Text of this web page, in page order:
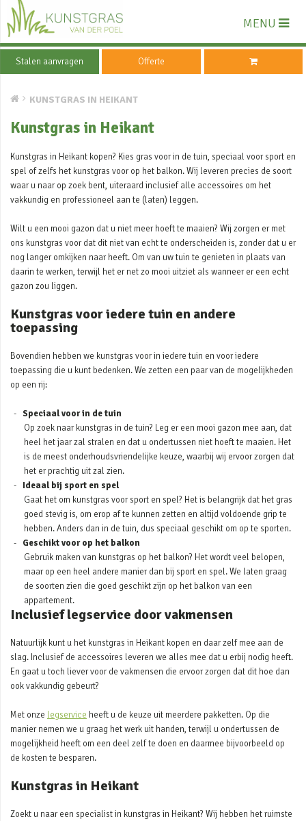
MENU
Stalen aanvragen Offerte
KUNSTGRAS IN HEIKANT
Kunstgras in Heikant
Kunstgras in Heikant kopen? Kies gras voor in de tuin, speciaal voor sport en
spel of zelfs het kunstgras voor op het balkon. Wij leveren precies de soort
waar u naar op zoek bent, uiteraard inclusief alle accessoires om het
vakkundig en professioneel aan te (laten) leggen.
Wilt u een mooi gazon dat u niet meer hoeft te maaien? Wij zorgen er met
ons kunstgras voor dat dit niet van echt te onderscheiden is, zonder dat u er
nog langer omkijken naar heeft. Om van uw tuin te genieten in plaats van
daarin te werken, terwijl het er net zo mooi uitziet als wanneer er een echt
gazon zou liggen.
Kunstgras voor iedere tuin en andere
toepassing
Bovendien hebben we kunstgras voor in iedere tuin en voor iedere
toepassing die u kunt bedenken. We zetten een paar van de mogelijkheden
op een rij:
Speciaal voor in de tuin
Op zoek naar kunstgras in de tuin? Leg er een mooi gazon mee aan, dat
heel het jaar zal stralen en dat u ondertussen niet hoeft te maaien. Het
is de meest onderhoudsvriendelijke keuze, waarbij wij ervoor zorgen dat
het er prachtig uit zal zien.
Ideaal bij sport en spel
Gaat het om kunstgras voor sport en spel? Het is belangrijk dat het gras
goed stevig is, om erop af te kunnen zetten en altijd voldoende grip te
hebben. Anders dan in de tuin, dus speciaal geschikt om op te sporten.
Geschikt voor op het balkon
Gebruik maken van kunstgras op het balkon? Het wordt veel belopen,
maar op een heel andere manier dan bij sport en spel. We laten graag
de soorten zien die goed geschikt zijn op het balkon van een
appartement.
Inclusief legservice door vakmensen
Natuurlijk kunt u het kunstgras in Heikant kopen en daar zelf mee aan de
slag. Inclusief de accessoires leveren we alles mee dat u erbij nodig heeft.
En gaat u toch liever voor de vakmensen die ervoor zorgen dat dit hoe dan
ook vakkundig gebeurt?
Met onze legservice heeft u de keuze uit meerdere pakketten. Op die
manier nemen we u graag het werk uit handen, terwijl u ondertussen de
mogelijkheid heeft om een deel zelf te doen en daarmee bijvoorbeeld op
de kosten te besparen.
Kunstgras in Heikant
Zoekt u naar een specialist in kunstgras in Heikant? Wij hebben het ruimste